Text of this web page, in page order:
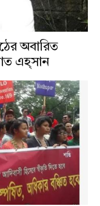
অবারিত
এহ্সান